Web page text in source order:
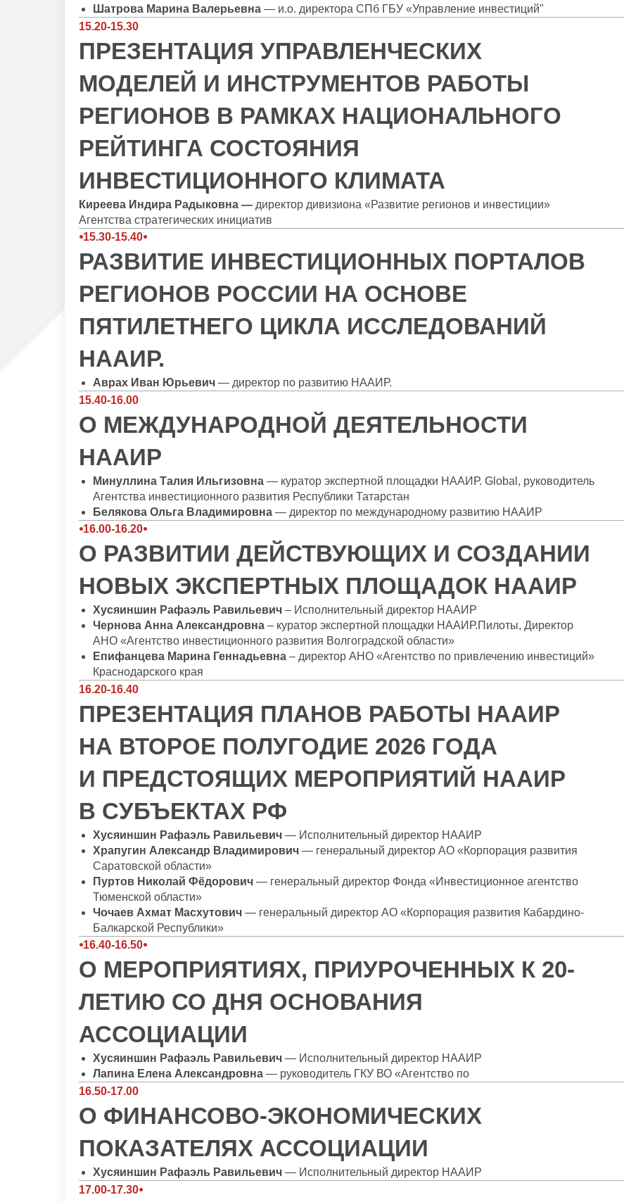
Шатрова Марина Валерьевна — и.о. директора СПб ГБУ «Управление инвестиций"
15.20-15.30
ПРЕЗЕНТАЦИЯ УПРАВЛЕНЧЕСКИХ
МОДЕЛЕЙ И ИНСТРУМЕНТОВ РАБОТЫ
РЕГИОНОВ В РАМКАХ НАЦИОНАЛЬНОГО
РЕЙТИНГА СОСТОЯНИЯ
ИНВЕСТИЦИОННОГО КЛИМАТА
Киреева Индира Радыковна — директор дивизиона «Развитие регионов и инвестиции»
Агентства стратегических инициатив
⦁15.30-15.40⦁
РАЗВИТИЕ ИНВЕСТИЦИОННЫХ ПОРТАЛОВ
РЕГИОНОВ РОССИИ НА ОСНОВЕ
ПЯТИЛЕТНЕГО ЦИКЛА ИССЛЕДОВАНИЙ
НААИР.
Аврах Иван Юрьевич — директор по развитию НААИР.
15.40-16.00
О МЕЖДУНАРОДНОЙ ДЕЯТЕЛЬНОСТИ
НААИР
Минуллина Талия Ильгизовна — куратор экспертной площадки НААИР. Global, руководитель
Агентства инвестиционного развития Республики Татарстан
Белякова Ольга Владимировна — директор по международному развитию НААИР
⦁16.00-16.20⦁
О РАЗВИТИИ ДЕЙСТВУЮЩИХ И СОЗДАНИИ
НОВЫХ ЭКСПЕРТНЫХ ПЛОЩАДОК НААИР
Хусяиншин Рафаэль Равильевич – Исполнительный директор НААИР
Чернова Анна Александровна – куратор экспертной площадки НААИР.Пилоты, Директор
АНО «Агентство инвестиционного развития Волгоградской области»
Епифанцева Марина Геннадьевна – директор АНО «Агентство по привлечению инвестиций»
Краснодарского края
16.20-16.40
ПРЕЗЕНТАЦИЯ ПЛАНОВ РАБОТЫ НААИР
НА ВТОРОЕ ПОЛУГОДИЕ 2026 ГОДА
И ПРЕДСТОЯЩИХ МЕРОПРИЯТИЙ НААИР
В СУБЪЕКТАХ РФ
Хусяиншин Рафаэль Равильевич — Исполнительный директор НААИР
Храпугин Александр Владимирович — генеральный директор АО «Корпорация развития
Саратовской области»
Пуртов Николай Фёдорович — генеральный директор Фонда «Инвестиционное агентство
Тюменской области»
Чочаев Ахмат Масхутович — генеральный директор АО «Корпорация развития Кабардино-
Балкарской Республики»
⦁16.40-16.50⦁
О МЕРОПРИЯТИЯХ, ПРИУРОЧЕННЫХ К 20-
ЛЕТИЮ СО ДНЯ ОСНОВАНИЯ
АССОЦИАЦИИ
Хусяиншин Рафаэль Равильевич — Исполнительный директор НААИР
Лапина Елена Александровна — руководитель ГКУ ВО «Агентство по
16.50-17.00
О ФИНАНСОВО-ЭКОНОМИЧЕСКИХ
ПОКАЗАТЕЛЯХ АССОЦИАЦИИ
Хусяиншин Рафаэль Равильевич — Исполнительный директор НААИР
17.00-17.30⦁